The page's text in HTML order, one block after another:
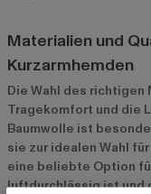
Materialien und
Kurzarmhemden
Die Wahl des
Tragekomfort und die
Baumwolle ist
sie zur idealen Wahl
eine beliebte Option
luftdurchlässig ist und